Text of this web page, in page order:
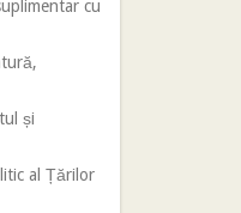
cu
și
al Țărilor